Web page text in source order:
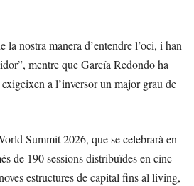
nostra manera d’entendre l’oci, i han
mentre que García Redondo ha
a l’inversor un major grau de
Summit 2026, que se celebrarà en
de 190 sessions distribuïdes en cinc
estructures de capital fins al living,